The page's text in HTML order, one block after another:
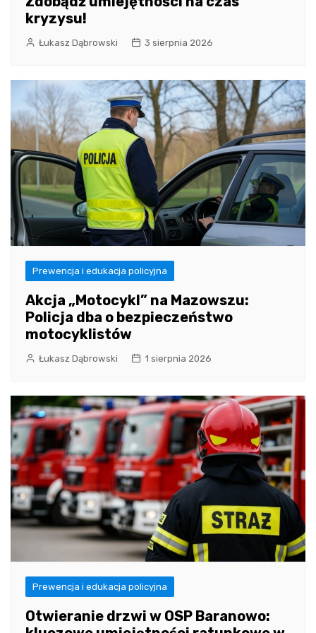
kryzysu!
Łukasz Dąbrowski 3 sierpnia 2026
Prewencja i edukacja policyjna
Akcja „Motocykl” na Mazowszu:
Policja dba o bezpieczeństwo
motocyklistów
Łukasz Dąbrowski 1 sierpnia 2026
Prewencja i edukacja policyjna
Otwieranie drzwi w OSP Baranowo: